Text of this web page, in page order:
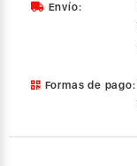
cantidad
Envío:
Formas de pago: